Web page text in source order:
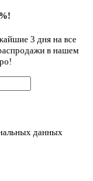
3 дня на все
в нашем
данных